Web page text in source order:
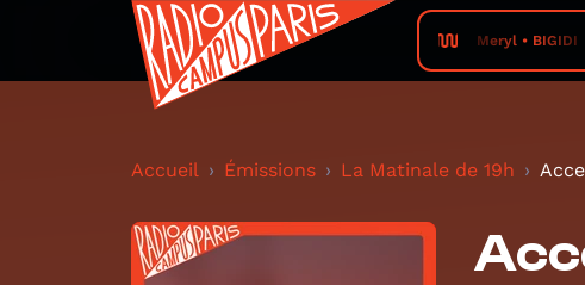
Meryl • BIGIDI
Accueil Émissions La Matinale de 19h